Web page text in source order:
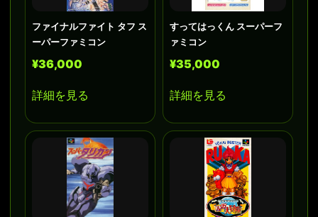
ファイナルファイト タフ ス
ーパーファミコン
¥36,000
詳細を見る
すってはっくん スーパーフ
ァミコン
¥35,000
詳細を見る